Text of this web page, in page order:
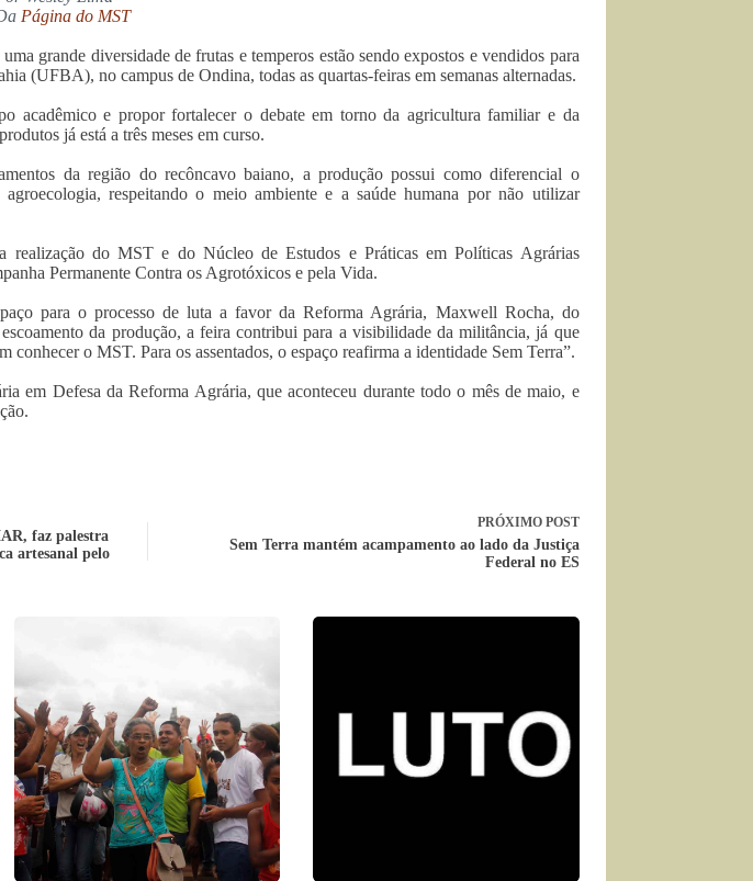
Página do MST
grande diversidade de frutas e temperos estão sendo expostos e vendidos para
(UFBA), no campus de Ondina, todas as quartas-feiras em semanas alternadas.
acadêmico e propor fortalecer o debate em torno da agricultura familiar e da
já está a três meses em curso.
da região do recôncavo baiano, a produção possui como diferencial o
respeitando o meio ambiente e a saúde humana por não utilizar
realização do MST e do Núcleo de Estudos e Práticas em Políticas Agrárias
Permanente Contra os Agrotóxicos e pela Vida.
para o processo de luta a favor da Reforma Agrária, Maxwell Rocha, do
da produção, a feira contribui para a visibilidade da militância, já que
conhecer o MST. Para os assentados, o espaço reafirma a identidade Sem Terra”.
em Defesa da Reforma Agrária, que aconteceu durante todo o mês de maio, e
faz palestra
artesanal pelo
PRÓXIMO POST
Sem Terra mantém acampamento ao lado da Justiça
Federal no ES